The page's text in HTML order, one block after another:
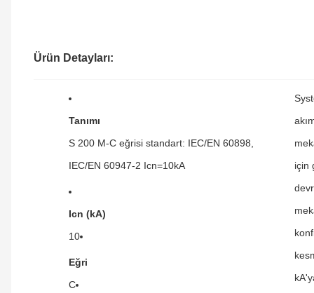
Ürün Detayları:
Tanımı
S 200 M-C eğrisi standart: IEC/EN 60898,
IEC/EN 60947-2 Icn=10kA
Icn (kA)
10
Eğri
C
için